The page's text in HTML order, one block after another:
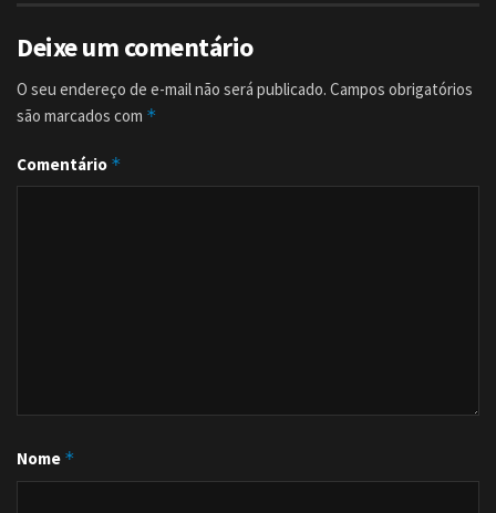
Deixe um comentário
O seu endereço de e-mail não será publicado. Campos obrigatórios
são marcados com *
Comentário *
Nome *